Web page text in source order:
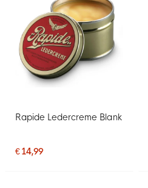
Rapide Ledercreme Blank
€ 14,99